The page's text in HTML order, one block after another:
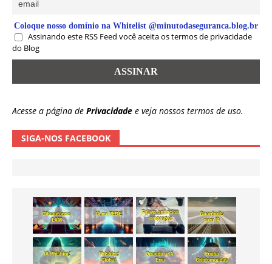
Coloque nosso domínio na Whitelist @minutodaseguranca.blog.br
Assinando este RSS Feed você aceita os termos de privacidade
do Blog
Acesse a página de Privacidade e veja nossos termos de uso.
SIGA-NOS FACEBOOK